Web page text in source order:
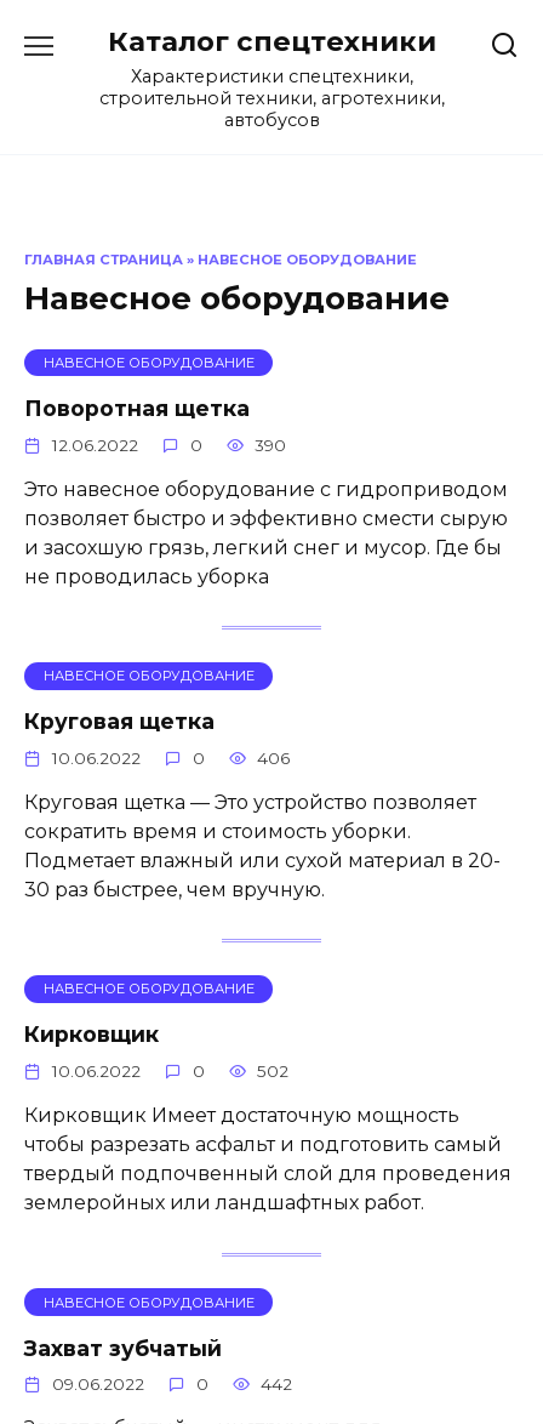
содержанию
Каталог спецтехники
Характеристики спецтехники,
строительной техники, агротехники,
автобусов
ГЛАВНАЯ СТРАНИЦА » НАВЕСНОЕ ОБОРУДОВАНИЕ
Навесное оборудование
НАВЕСНОЕ ОБОРУДОВАНИЕ
Поворотная щетка
12.06.2022 0 390
Это навесное оборудование с гидроприводом
позволяет быстро и эффективно смести сырую
и засохшую грязь, легкий снег и мусор. Где бы
не проводилась уборка
НАВЕСНОЕ ОБОРУДОВАНИЕ
Круговая щетка
10.06.2022 0 406
Круговая щетка — Это устройство позволяет
сократить время и стоимость уборки.
Подметает влажный или сухой материал в 20-
30 раз быстрее, чем вручную.
НАВЕСНОЕ ОБОРУДОВАНИЕ
Кирковщик
10.06.2022 0 502
Кирковщик Имеет достаточную мощность
чтобы разрезать асфальт и подготовить самый
твердый подпочвенный слой для проведения
землеройных или ландшафтных работ.
НАВЕСНОЕ ОБОРУДОВАНИЕ
Захват зубчатый
09.06.2022 0 442